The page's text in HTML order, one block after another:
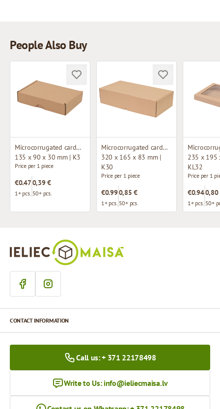
People Also Buy
Microcorrugated cardboard box
135 x 90 x 30 mm | K3
Price per 1 piece
€0.47
1+ pcs.
0,39 €
50+ pcs.
Microcorrugated cardboard box
320 x 165 x 83 mm |
K30
Price per 1 piece
€0.99
1+ pcs.
0,85 €
50+ pcs.
235 x 195
KL32
Price per 1
€0.94
1+ pcs.
0,80
50+
CONTACT INFORMATION
Call us: + 371 22178498
Write to Us: info@ieliecmaisa.lv